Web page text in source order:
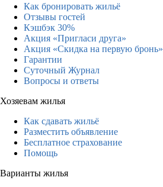
Как бронировать жильё
Отзывы гостей
Кэшбэк 30%
Акция «Пригласи друга»
Акция «Скидка на первую бронь»
Гарантии
Суточный Журнал
Вопросы и ответы
Хозяевам жилья
Как сдавать жильё
Разместить объявление
Бесплатное страхование
Помощь
Варианты жилья